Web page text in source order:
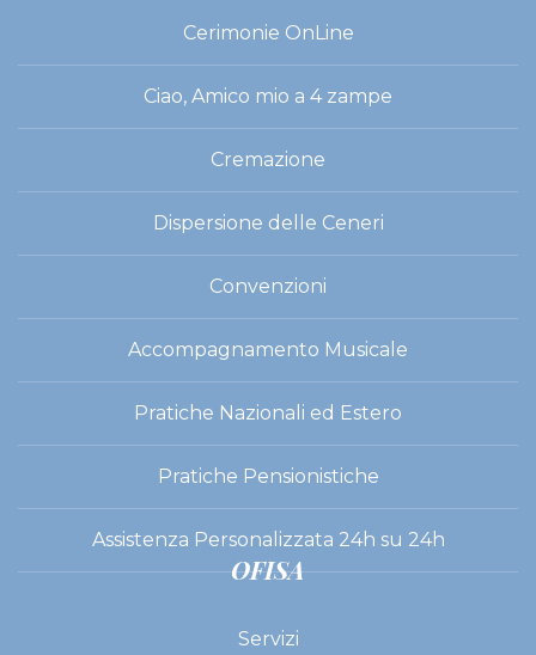
Cerimonie OnLine
Ciao, Amico mio a 4 zampe
Cremazione
Dispersione delle Ceneri
Convenzioni
Accompagnamento Musicale
Pratiche Nazionali ed Estero
Pratiche Pensionistiche
Assistenza Personalizzata 24h su 24h
OFISA
Servizi